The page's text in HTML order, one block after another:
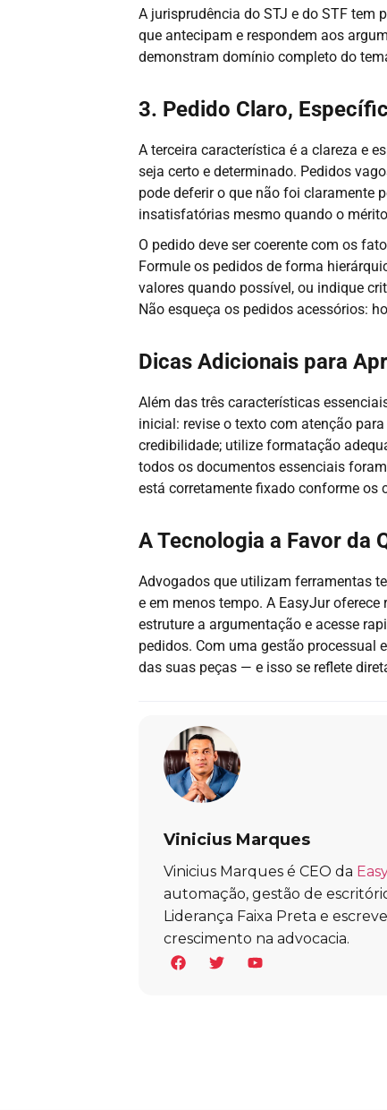
A jurisprudência do STJ e do STF tem
que antecipam e respondem aos
demonstram domínio completo do
3. Pedido Claro,
A terceira característica é a clareza e
seja certo e determinado. Pedidos
pode deferir o que não foi claramente
insatisfatórias mesmo quando o
O pedido deve ser coerente com os
Formule os pedidos de forma
valores quando possível, ou indique
Não esqueça os pedidos acessórios:
Dicas Adicionais para
Além das três características
inicial: revise o texto com atenção
credibilidade; utilize formatação
todos os documentos essenciais
está corretamente fixado conforme os
A Tecnologia a Favor da
Advogados que utilizam ferramentas
e em menos tempo. A EasyJur
estruture a argumentação e acesse
pedidos. Com uma gestão processual
das suas peças — e isso se reflete
Vinicius Marques
Vinicius Marques é CEO da
automação, gestão de
Liderança Faixa Preta e
crescimento na advocacia.